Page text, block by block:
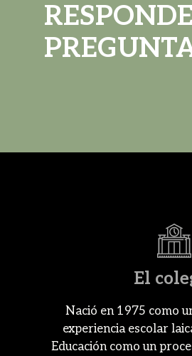
El
Nació en 1975 como
experiencia escolar
Educación como un